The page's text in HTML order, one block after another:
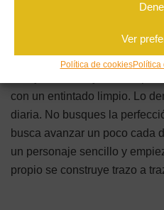
Ver
Política de cookiesPolítica
Dibujar manga es mucho
empieza por las proporciones
con un entintado limpio. Lo
diaria. No busques la
busca avanzar un poco cada
un personaje sencillo y
propio se construye trazo a